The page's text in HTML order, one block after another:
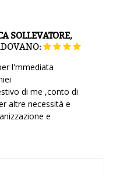
SOLLEVATORE,
l'mmediata
di me ,conto di
altre necessità e
e